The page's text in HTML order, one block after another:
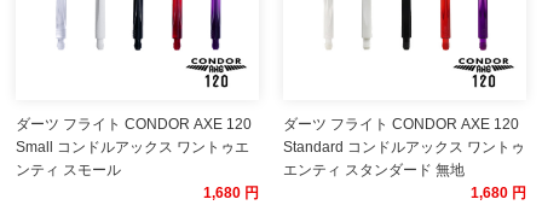
ダーツ フライト CONDOR AXE 120
Small コンドルアックス ワントゥエ
ンティ スモール
1,680 円
ダーツ フライト CONDOR AXE 120
Standard コンドルアックス ワントゥ
エンティ スタンダード 無地
1,680 円